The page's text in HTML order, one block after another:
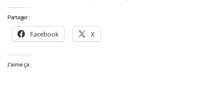
Partager :
Facebook X
J’aime ça :